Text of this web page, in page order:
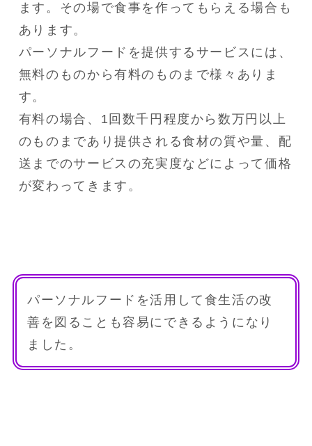
ます。その場で食事を作ってもらえる場合も
あります。
パーソナルフードを提供するサービスには、
無料のものから有料のものまで様々ありま
す。
有料の場合、1回数千円程度から数万円以上
のものまであり提供される食材の質や量、配
送までのサービスの充実度などによって価格
が変わってきます。
パーソナルフードを活用して食生活の改
善を図ることも容易にできるようになり
ました。